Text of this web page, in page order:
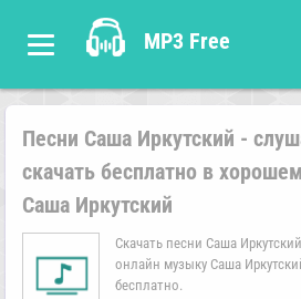
MP3 Free
Песни Саша Иркутский -
скачать бесплатно в
Саша Иркутский
Скачать песни Саша
онлайн музыку Саша
бесплатно.